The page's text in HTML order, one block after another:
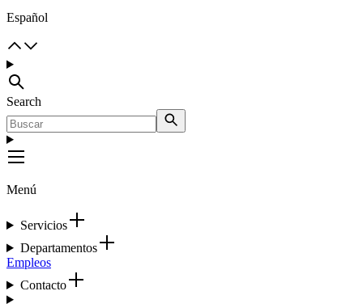
Español
Search
Menú
Servicios
Departamentos
Empleos
Contacto